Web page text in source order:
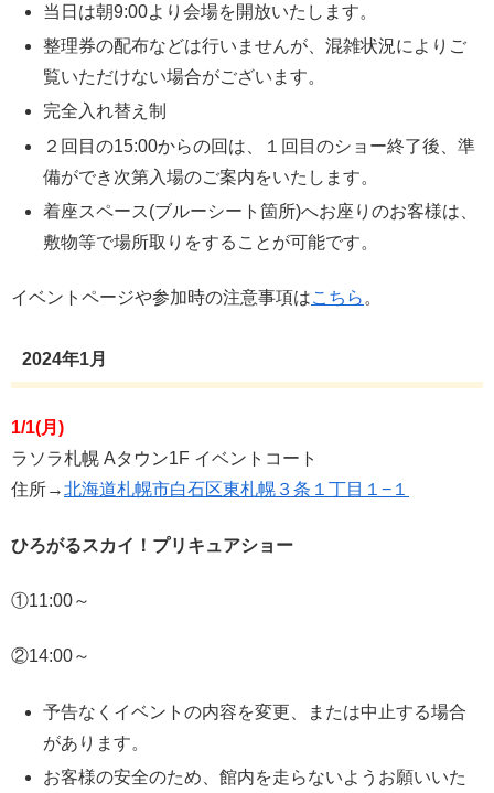
当日は朝9:00より会場を開放いたします。
整理券の配布などは行いませんが、混雑状況によりご
覧いただけない場合がございます。
完全入れ替え制
２回目の15:00からの回は、１回目のショー終了後、準
備ができ次第入場のご案内をいたします。
着座スペース(ブルーシート箇所)へお座りのお客様は、
敷物等で場所取りをすることが可能です。
イベントページや参加時の注意事項はこちら 。
2024年1月
1/1(月)
ラソラ札幌 Aタウン1F イベントコート
住所→北海道札幌市白石区東札幌３条１丁目１−１
ひろがるスカイ！プリキュアショー
①11:00～
②14:00～
予告なくイベントの内容を変更、または中止する場合
があります。
お客様の安全のため、館内を走らないようお願いいた